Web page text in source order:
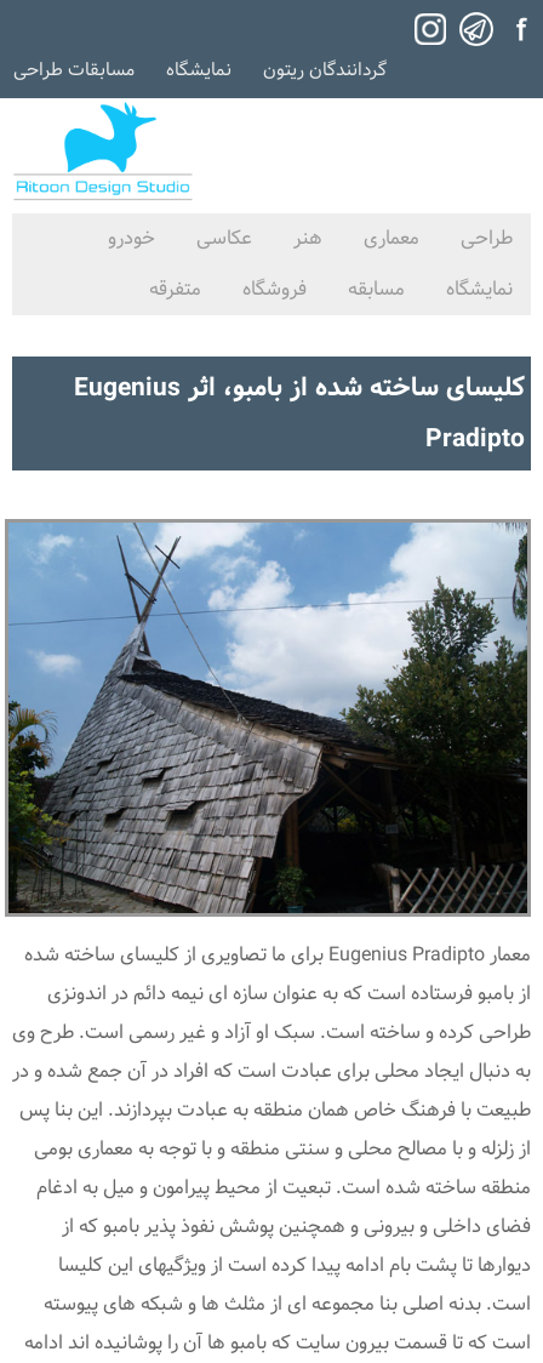
گردانندگان ریتون نمایشگاه مسابقات طراحی
طراحی معماری هنر عکاسی
خودرو
نمایشگاه
مسابقه فروشگاه متفرقه
کلیسای ساخته شده از بامبو، اثر Eugenius
Pradipto
معمار Eugenius Pradipto برای ما تصاویری از کلیسای ساخته شده
از بامبو فرستاده است که به عنوان سازه ای نیمه دائم در اندونزی
طراحی کرده و ساخته است. سبک او آزاد و غیر رسمی است. طرح وی
به دنبال ایجاد محلی برای عبادت است که افراد در آن جمع شده و در
طبیعت با فرهنگ خاص همان منطقه به عبادت بپردازند. این بنا پس
از زلزله و با مصالح محلی و سنتی منطقه و با توجه به معماری بومی
منطقه ساخته شده است. تبعیت از محیط پیرامون و میل به ادغام
فضای داخلی و بیرونی و همچنین پوشش نفوذ پذیر بامبو که از
دیوارها تا پشت بام ادامه پیدا کرده است از ویژگیهای این کلیسا
است. بدنه اصلی بنا مجموعه ای از مثلث ها و شبکه های پیوسته
است که تا قسمت بیرون سایت که بامبو ها آن را پوشانیده اند ادامه